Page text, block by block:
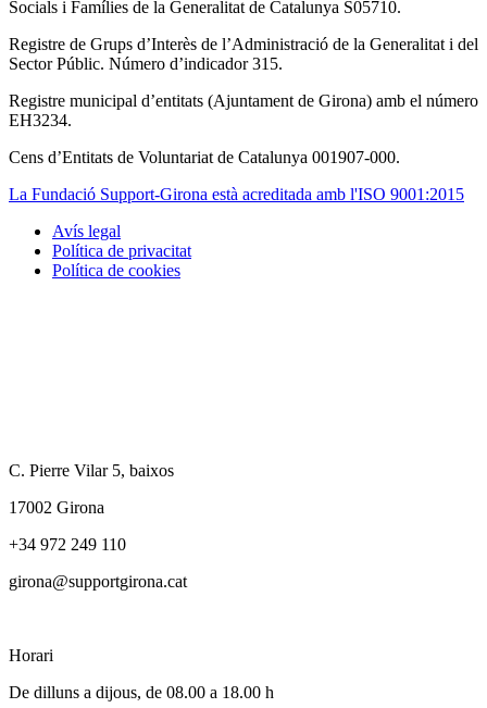
Socials i Famílies de la Generalitat de Catalunya S05710.
Registre de Grups d’Interès de l’Administració de la Generalitat i del
Sector Públic. Número d’indicador 315.
Registre municipal d’entitats (Ajuntament de Girona) amb el número
EH3234.
Cens d’Entitats de Voluntariat de Catalunya 001907-000.
La Fundació Support-Girona està acreditada amb l'ISO 9001:2015
Tertiary
navigation
Avís legal
Política de privacitat
Política de cookies
C. Pierre Vilar 5, baixos
17002 Girona
+34 972 249 110
girona@supportgirona.cat
Horari
De dilluns a dijous, de 08.00 a 18.00 h